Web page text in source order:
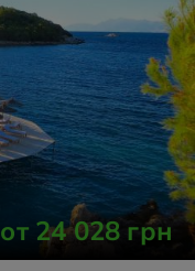
от 24 028 грн